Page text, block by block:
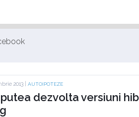
2013 | AUTOIPOTEZE
dezvolta versiuni